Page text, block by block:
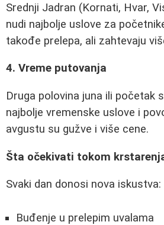
Srednji Jadran (Kornati, Hvar,
nudi najbolje uslove za
takođe prelepa, ali zahtevaju
4. Vreme putovanja
Druga polovina juna ili početak
najbolje vremenske uslove i
avgustu su gužve i više cene.
Šta očekivati tokom
Svaki dan donosi nova iskustva:
Buđenje u prelepim uvalama